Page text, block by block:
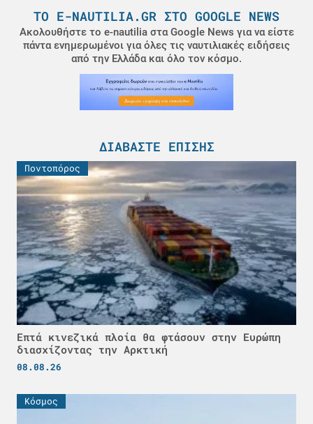
ΤΟ E-NAUTILIA.GR ΣΤΟ GOOGLE NEWS
Ακολουθήστε το e-nautilia στα Google News για να είστε
πάντα ενημερωμένοι για όλες τις ναυτιλιακές ειδήσεις
από την Ελλάδα και όλο τον κόσμο.
ΔΙΑΒΆΣΤΕ ΕΠΊΣΗΣ
Ποντοπόρος
Επτά κινεζικά πλοία θα φτάσουν στην Ευρώπη
διασχίζοντας την Αρκτική
08.08.26
Κόσμος